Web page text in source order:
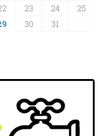
23 24
25
30
31